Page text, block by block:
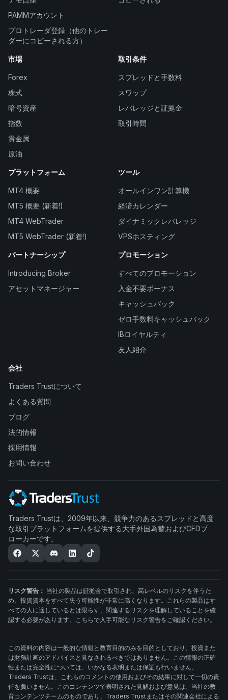
PAMMアカウント
プロトレーダ登録（他のトレー
ダーにコピーされる方）
市場
Forex
株式
暗号資産
指数
貴金属
原油
取引条件
スプレッドと手数料
スワップ
レバレッジと証拠金
取引時間
プラットフォーム
MT4 概要
MT5 概要 (新着!)
MT4 WebTrader
MT5 WebTrader (新着!)
ツール
オールインワン計算機
経済カレンダー
ダイナミックレバレッジ
VPSホスティング
パートナーシップ
Introducing Broker
アセットマネージャー
プロモーション
すべてのプロモーション
入金不要ボーナス
キャッシュバック
ゼロ手数料キャッシュバック
IBロイヤルティ
友人紹介
会社
Traders Trustについて
よくある質問
ブログ
法的情報
採用情報
お問い合わせ
Traders Trustは、2009年以来、競争力のあるスプレッドと高度
な取引プラットフォームを提供する大手外国為替およびCFDブ
ローカーです。
リスク警告： 当社の製品は証拠金で取引され、高レベルのリスクを伴うた
め、投資資本をすべて失う可能性が非常に高くなります。これらの製品はす
べての人に適しているとは限らず、関連するリスクを理解していることを確
認する必要があります。こちらで入手可能なリスク警告をご確認ください。
この資料の内容は一般的な情報と教育目的のみを目的としており、投資また
は財務計画のアドバイスと見なされるべきではありません。この情報の正確
性または完全性については、いかなる表明または保証も行いません。
Traders Trustは、これらのコメントの使用およびその結果に対して一切の責
任を負いません。このコンテンツで表明された見解および意見は、当社の教
育コンテンツチームのものであり、Traders Trustまたはその関連会社による